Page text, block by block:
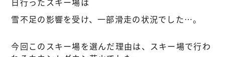
雪不足の影響を受け、一部滑走の状況でした…。
今回このスキー場を選んだ理由は、スキー場で行わ